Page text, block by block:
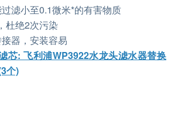
滤小至0.1微米*的有害物质
杜绝2次污染
器，安装容易
芯: 飞利浦WP3922水龙头滤水器替换
个)